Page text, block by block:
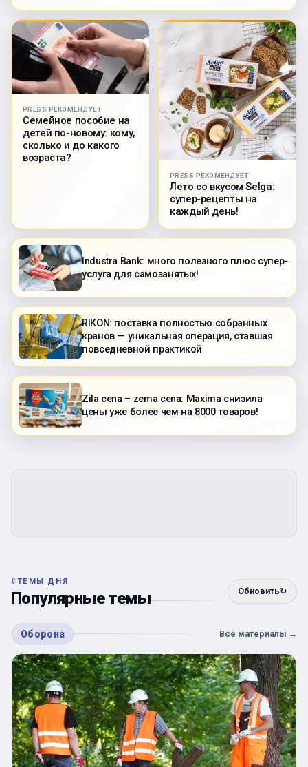
PRESS РЕКОМЕНДУЕТ
Семейное пособие на
детей по-новому: кому,
сколько и до какого
возраста?
PRESS РЕКОМЕНДУЕТ
Лето со вкусом Selga:
супер-рецепты на
каждый день!
Industra Bank: много полезного плюс супер-
услуга для самозанятых!
RIKON: поставка полностью собранных
кранов — уникальная операция, ставшая
повседневной практикой
Zila cena – zema cena: Maxima снизила
цены уже более чем на 8000 товаров!
#ТЕМЫ ДНЯ
Популярные темы Обновить↻
Оборона Все материалы →